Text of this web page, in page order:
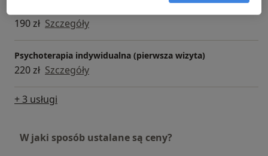
190 zł Szczegóły
Psychoterapia indywidualna (pierwsza wizyta)
220 zł Szczegóły
+ 3 usługi
W jaki sposób ustalane są ceny?